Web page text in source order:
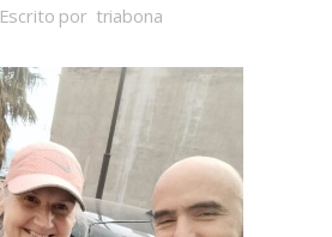
Escrito por triabona